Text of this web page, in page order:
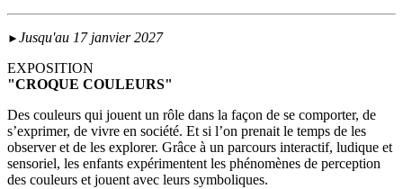
► Jusqu'au 17 janvier 2027
EXPOSITION
"CROQUE COULEURS"
Des couleurs qui jouent un rôle dans la façon de se comporter, de
s’exprimer, de vivre en société. Et si l’on prenait le temps de les
observer et de les explorer. Grâce à un parcours interactif, ludique et
sensoriel, les enfants expérimentent les phénomènes de perception
des couleurs et jouent avec leurs symboliques.